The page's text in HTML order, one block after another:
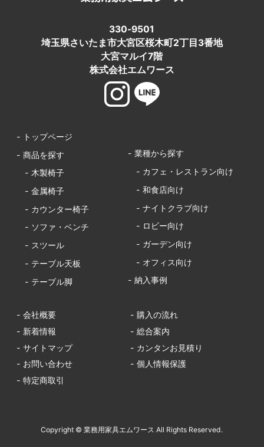
330-9501
埼玉県さいたま市大宮区桜木町2丁目3番地
大宮マルイ7階
株式会社エムワース
- トップページ
- 商品を探す
- 木製椅子
- 金属椅子
- カウンター椅子
- ソファ・ベンチ
- スツール
- テーブル天板
- テーブル脚
- 業種から探す
- カフェ・レストラン向け
- 和食店向け
- ナイトクラブ向け
- ロビー向け
- ガーデン向け
- オフィス向け
- 納入事例
- 会社概要
- 購入の流れ
- 新着情報
- 総合案内
- サイトマップ
- カンタンお見積り
- お問い合わせ
- 個人情報保護
- 特定商取引
Copyright © 業務用家具エムワース All Rights Reserved.